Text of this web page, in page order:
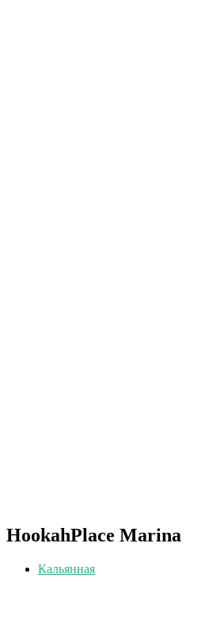
HookahPlace Marina
Кальянная